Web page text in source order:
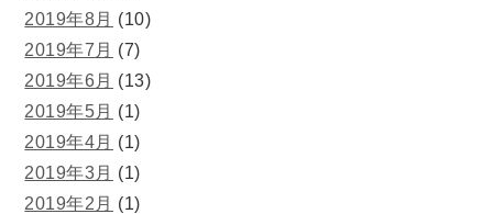
2019年8月 (10)
2019年7月 (7)
2019年6月 (13)
2019年5月 (1)
2019年4月 (1)
2019年3月 (1)
2019年2月 (1)